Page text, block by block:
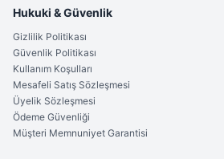
Hukuki & Güvenlik
Gizlilik Politikası
Güvenlik Politikası
Kullanım Koşulları
Mesafeli Satış Sözleşmesi
Üyelik Sözleşmesi
Ödeme Güvenliği
Müşteri Memnuniyet Garantisi